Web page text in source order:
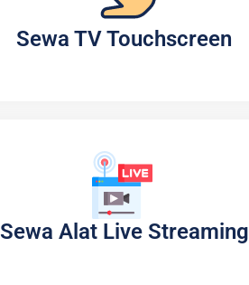
Sewa TV Touchscreen
Sewa Alat Live Streaming